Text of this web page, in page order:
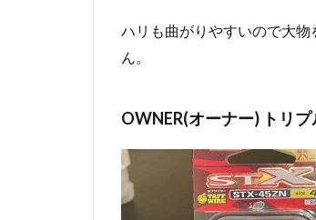
ハリも曲がりやすいので大
ん。
OWNER(オーナー) トリ